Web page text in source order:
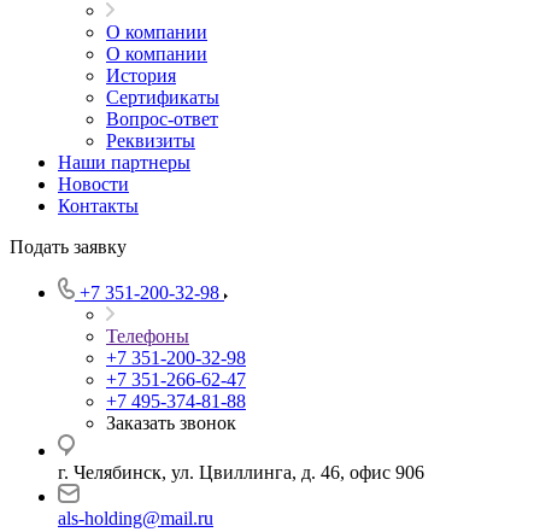
О компании
О компании
История
Сертификаты
Вопрос-ответ
Реквизиты
Наши партнеры
Новости
Контакты
Подать заявку
+7 351-200-32-98
Телефоны
+7 351-200-32-98
+7 351-266-62-47
+7 495-374-81-88
Заказать звонок
г. Челябинск, ул. Цвиллинга, д. 46, офис 906
als-holding@mail.ru